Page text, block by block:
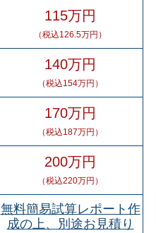
115万円
（税込126.5万円）
140万円
（税込154万円）
170万円
（税込187万円）
200万円
（税込220万円）
無料簡易試算レポート作
成の上、別途お見積り